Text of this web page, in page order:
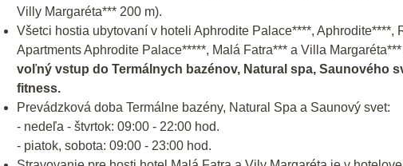
Villy Margaréta*** 200 m).
Všetci hostia ubytovaní v hoteli Aphrodite Palace****, Aphrodite****,
Apartments Aphrodite Palace*****, Malá Fatra*** a Villa
voľný vstup do Termálnych bazénov, Natural spa, Saunového
fitness.
Prevádzková doba Termálne bazény, Natural Spa a Saunový svet:
- nedeľa - štvrtok: 09:00 - 22:00 hod.
- piatok, sobota: 09:00 - 23:00 hod.